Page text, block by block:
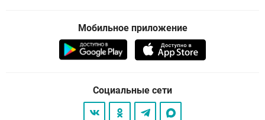
Мобильное приложение
Социальные сети